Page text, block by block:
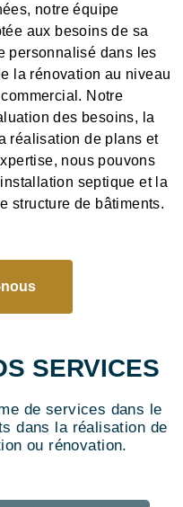
notre équipe
aux besoins de sa
personnalisé dans les
la rénovation au niveau
Notre
des besoins, la
réalisation de plans et
nous pouvons
septique et la
structure de bâtiments.
SERVICES
de services dans le
dans la réalisation de
ou rénovation.